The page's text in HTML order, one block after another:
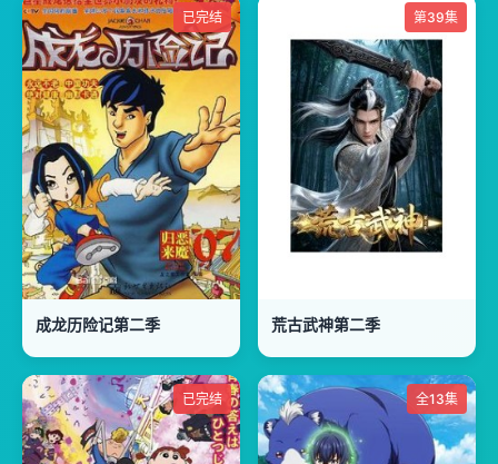
已完结
成龙历险记第二季
第39集
荒古武神第二季
已完结 全13集